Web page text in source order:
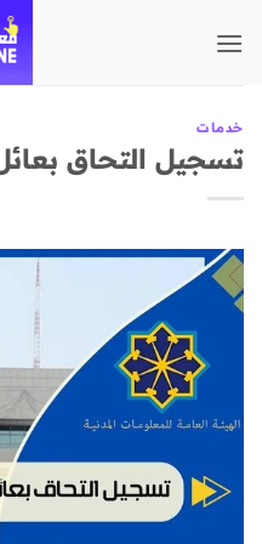
للمحتوى
خدمات
تسجيل التحاق بعائل